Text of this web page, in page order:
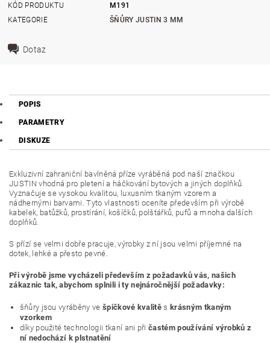
KÓD PRODUKTU
M191
KATEGORIE
ŠŇŮRY JUSTIN 3 MM
Dotaz
POPIS
PARAMETRY
DISKUZE
Exkluzivní zahraniční bavlněná příze vyráběná pod naší značkou
JUSTIN vhodná pro pletení a háčkování bytových a jiných doplňků.
Vyznačuje se vysokou kvalitou, luxusním tkaným vzorem a
nádhernými barvami. Tyto vlastnosti oceníte především při výrobě
kabelek, batůžků, prostírání, košíčků, polštářků, pufů a mnoha dalších
doplňků.
S přízí se velmi dobře pracuje, výrobky z ní jsou velmi příjemné na
dotek, lehké a přesto pevné.
Při výrobě jsme vycházeli především z požadavků vás, našich
zákaznic tak, abychom splnili i ty nejnáročnější požadavky:
šňůry jsou vyráběny ve špičkové kvalitě s krásným tkaným
vzorkem
díky použité technologii tkaní ani přičastém používání výrobků z
ní nedochází k plstnatění